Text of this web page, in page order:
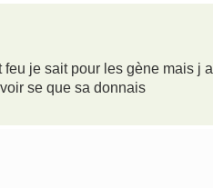
je sait pour les gène mais j
se que sa donnais